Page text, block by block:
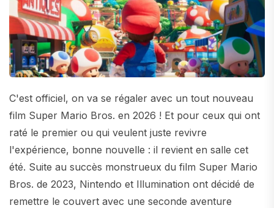
C'est officiel, on va se régaler avec un tout nouveau
film Super Mario Bros. en 2026 ! Et pour ceux qui ont
raté le premier ou qui veulent juste revivre
l'expérience, bonne nouvelle : il revient en salle cet
été. Suite au succès monstrueux du film Super Mario
Bros. de 2023, Nintendo et Illumination ont décidé de
remettre le couvert avec une seconde aventure